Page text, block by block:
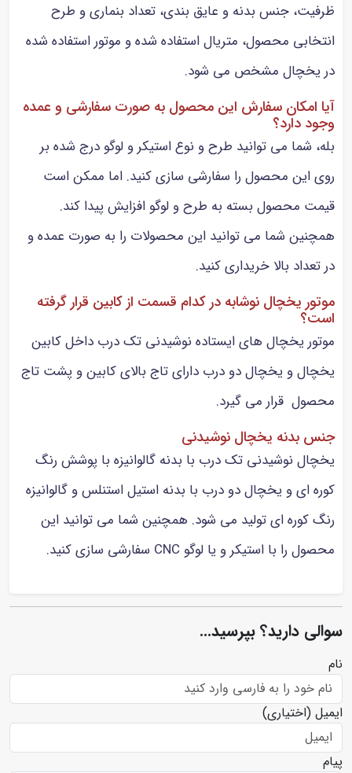
ظرفیت، جنس بدنه و عایق بندی، تعداد بنماری و طرح
انتخابی محصول، متریال استفاده شده و موتور استفاده شده
در یخچال مشخص می شود.
آیا امکان سفارش این محصول به صورت سفارشی و عمده
وجود دارد؟
بله، شما می توانید طرح و نوع استیکر و لوگو درج شده بر
روی این محصول را سفارشی سازی کنید. اما ممکن است
قیمت محصول بسته به طرح و لوگو افزایش پیدا کند.
همچنین شما می توانید این محصولات را به صورت عمده و
در تعداد بالا خریداری کنید.
موتور یخچال نوشابه در کدام قسمت از کابین قرار گرفته
است؟
موتور یخچال های ایستاده نوشیدنی تک درب داخل کابین
یخچال و یخچال دو درب دارای تاج بالای کابین و پشت تاج
محصول قرار می گیرد.
جنس بدنه یخچال نوشیدنی
یخچال نوشیدنی تک درب با بدنه گالوانیزه با پوشش رنگ
کوره ای و یخچال دو درب با بدنه استیل استنلس و گالوانیزه
رنگ کوره ای تولید می شود. همچنین شما می توانید این
محصول را با استیکر و یا لوگو CNC سفارشی سازی کنید.
سوالی دارید؟ بپرسید...
نام
ایمیل (اختیاری)
پیام